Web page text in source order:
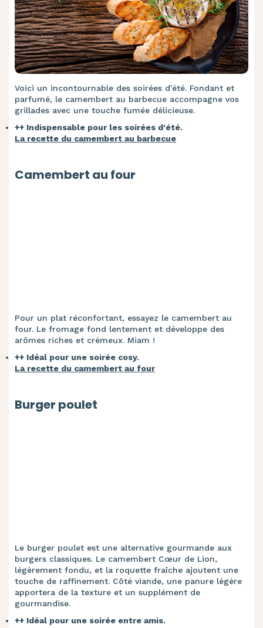
Voici un incontournable des soirées d'été. Fondant et
parfumé, le camembert au barbecue accompagne vos
grillades avec une touche fumée délicieuse.
++ Indispensable pour les soirées d'été.
La recette du camembert au barbecue
Camembert au four
Pour un plat réconfortant, essayez le camembert au
four. Le fromage fond lentement et développe des
arômes riches et crémeux. Miam !
++ Idéal pour une soirée cosy.
La recette du camembert au four
Burger poulet
Le burger poulet est une alternative gourmande aux
burgers classiques. Le camembert Cœur de Lion,
légèrement fondu, et la roquette fraîche ajoutent une
touche de raffinement. Côté viande, une panure légère
apportera de la texture et un supplément de
gourmandise.
++ Idéal pour une soirée entre amis.